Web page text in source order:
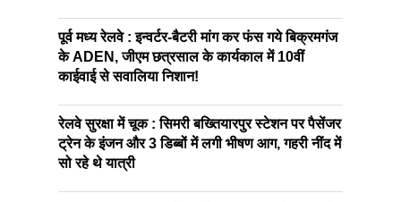
पूर्व मध्य रेलवे : इन्वर्टर-बैटरी मांग कर फंस गये बिक्रमगंज
के ADEN, जीएम छत्रसाल के कार्यकाल में 10वीं
काईवाई से सवालिया निशान!
रेलवे सुरक्षा में चूक : सिमरी बख्तियारपुर स्टेशन पर पैसेंजर
ट्रेन के इंजन और 3 डिब्बों में लगी भीषण आग, गहरी नींद में
सो रहे थे यात्री